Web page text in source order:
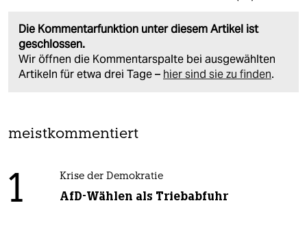
Die Kommentarfunktion unter diesem Artikel ist
geschlossen.
Wir öffnen die Kommentarspalte bei ausgewählten
Artikeln für etwa drei Tage – hier sind sie zu finden.
meistkommentiert
1 Krise der Demokratie
AfD-Wählen als Triebabfuhr